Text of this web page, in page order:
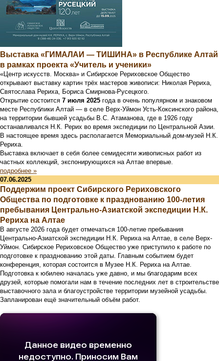
Выставка «ГИМАЛАИ — ТИШИНА» в Республике Алтай
в рамках проекта «Учитель и ученики»
«Центр искусств. Москва» и Сибирское Рериховское Общество
открывают выставку картин трёх мастеров живописи: Николая Рериха,
Святослава Рериха, Бориса Смирнова-Русецкого.
Открытие состоится 7 июля 2025 года в очень популярном и знаковом
месте Республики Алтай — в селе Верх-Уймон Усть-Коксинского района,
на территории бывшей усадьбы В.С. Атаманова, где в 1926 году
останавливался Н.К. Рерих во время экспедиции по Центральной Азии.
В настоящее время здесь располагается Мемориальный дом-музей Н.К.
Рериха.
Выставка включает в себя более семидесяти живописных работ из
частных коллекций, экспонирующихся на Алтае впервые.
подробнее »
07.06.2025
Поддержим проект Сибирского Рериховского
Общества по подготовке к празднованию 100-летия
пребывания Центрально-Азиатской экспедиции Н.К.
Рериха на Алтае
В августе 2026 года будет отмечаться 100-летие пребывания
Центрально-Азиатской экспедиции Н.К. Рериха на Алтае, в селе Верх-
Уймон. Сибирское Рериховское Общество уже приступило к работе по
подготовке к празднованию этой даты. Главным событием будет
конференция, которая состоится в Музее Н.К. Рериха на Алтае.
Подготовка к юбилею началась уже давно, и мы благодарим всех
друзей, которые помогали нам в течение последних лет в строительстве
выставочного зала и благоустройстве территории музейной усадьбы.
Запланирован ещё значительный объём работ.